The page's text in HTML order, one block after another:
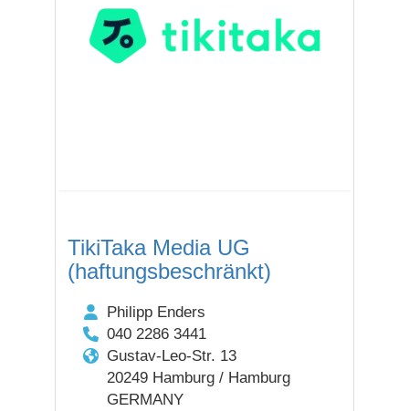
TikiTaka Media UG
(haftungsbeschränkt)
Philipp Enders
040 2286 3441
Gustav-Leo-Str. 13
20249 Hamburg / Hamburg
GERMANY